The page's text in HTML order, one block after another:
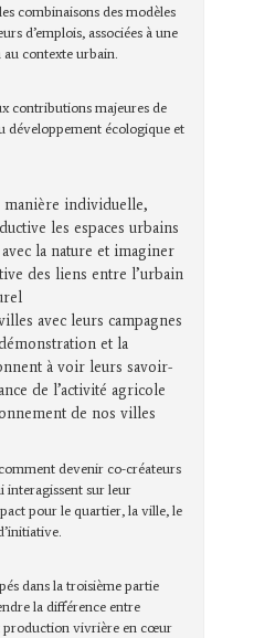
combinaisons des modèles
d’emplois, associées à une
au contexte urbain.
contributions majeures de
développement écologique et
manière individuelle,
les espaces urbains
la nature et imaginer
des liens entre l’urbain
avec leurs campagnes
et la
à voir leurs savoir-
de l’activité agricole
de nos villes
devenir co-créateurs
interagissent sur leur
pour le quartier, la ville, le
dans la troisième partie
la différence entre
production vivrière en cœur